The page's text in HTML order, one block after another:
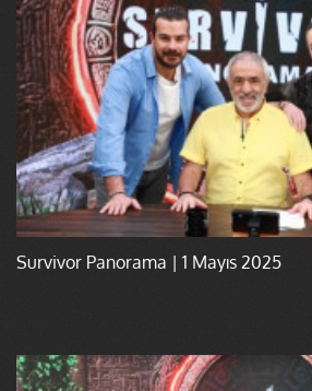
Survivor Panorama | 1 Mayıs 2025